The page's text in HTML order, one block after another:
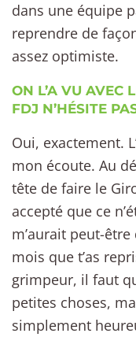
dans une équipe
reprendre de
assez optimiste.
ON L’A VU AVEC
FDJ N’HÉSITE
Oui, exactement.
mon écoute. Au
tête de faire le
accepté que ce
m’aurait peut-être
mois que t’as
grimpeur, il faut
petites choses,
simplement